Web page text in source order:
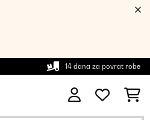
14 dana za povrat robe